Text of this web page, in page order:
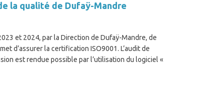
la qualité de Dufaÿ-Mandre
et 2024, par la Direction de Dufaÿ-Mandre, de
d’assurer la certification ISO9001. L’audit de
est rendue possible par l’utilisation du logiciel «